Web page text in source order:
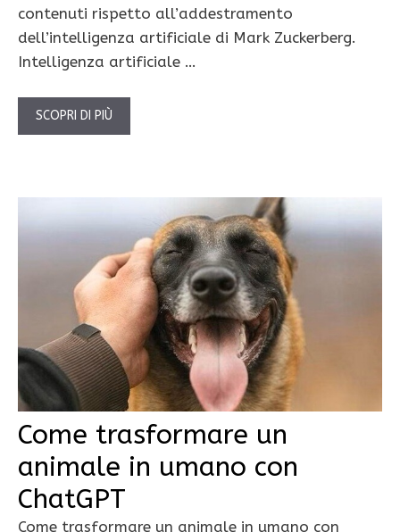
contenuti rispetto all’addestramento
dell’intelligenza artificiale di Mark Zuckerberg.
Intelligenza artificiale …
SCOPRI DI PIÙ
Come trasformare un
animale in umano con
ChatGPT
Come trasformare un animale in umano con